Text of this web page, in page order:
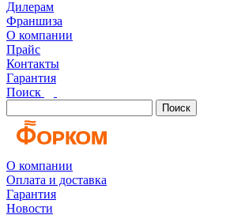
Дилерам
Франшиза
О компании
Прайс
Контакты
Гарантия
Поиск
Поиск
О компании
Оплата и доставка
Гарантия
Новости